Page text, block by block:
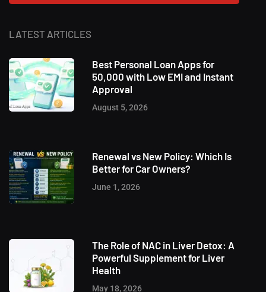
LATEST ARTICLES
Best Personal Loan Apps for
50,000 with Low EMI and Instant
Approval
August 5, 2026
Renewal vs New Policy: Which Is
Better for Car Owners?
June 1, 2026
The Role of NAC in Liver Detox: A
Powerful Supplement for Liver
Health
May 18, 2026